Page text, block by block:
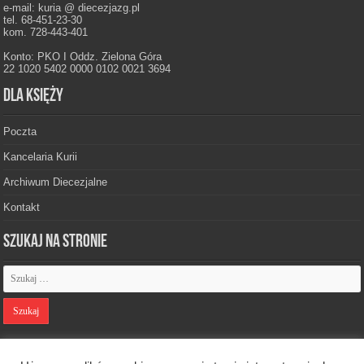
e-mail: kuria @ diecezjazg.pl
tel. 68-451-23-30
kom. 728-443-401
Konto: PKO I Oddz. Zielona Góra
22 1020 5402 0000 0102 0021 3694
Dla księży
Poczta
Kancelaria Kurii
Archiwum Diecezjalne
Kontakt
Szukaj na stronie